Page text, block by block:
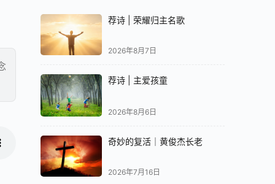
荐诗 | 荣耀归主名歌
2026年8月7日
荐诗 | 主爱孩童
2026年8月6日
奇妙的复活｜黄俊杰长老
2026年7月16日